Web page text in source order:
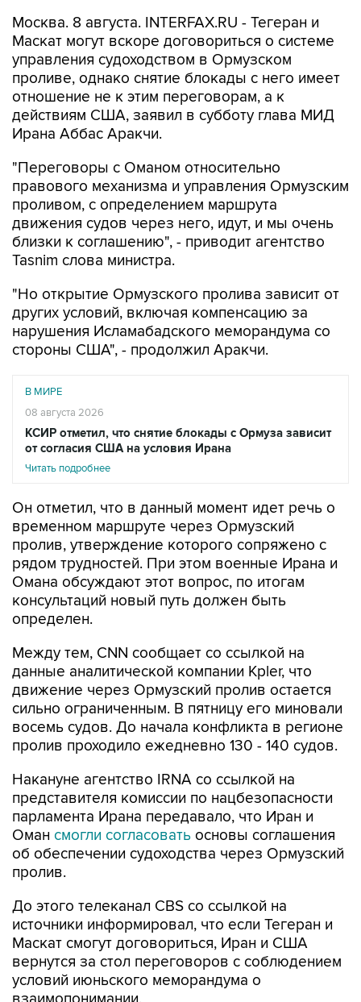
управления судоходством в Ормузском
проливе, однако снятие блокады с него имеет
отношение не к этим переговорам, а к
действиям США, заявил в субботу глава МИД
Ирана Аббас Аракчи.
"Переговоры с Оманом относительно
проливом, с определением маршрута
движения судов через него, идут, и мы очень
близки к соглашению", - приводит агентство
Tasnim слова министра.
"Но открытие Ормузского пролива зависит от
нарушения Исламабадского меморандума со
стороны США", - продолжил Аракчи.
В МИРЕ
КСИР отметил, что снятие блокады с Ормуза зависит
от согласия США на условия Ирана
Читать подробнее
Он отметил, что в данный момент идет речь о
пролив, утверждение которого сопряжено с
рядом трудностей. При этом военные Ирана и
Омана обсуждают этот вопрос, по итогам
консультаций новый путь должен быть
определен.
Между тем, CNN сообщает со ссылкой на
движение через Ормузский пролив остается
сильно ограниченным. В пятницу его миновали
восемь судов. До начала конфликта в регионе
пролив проходило ежедневно 130 - 140 судов.
Накануне агентство IRNA со ссылкой на
парламента Ирана передавало, что Иран и
Омансмогли согласовать основы соглашения
об обеспечении судоходства через Ормузский
пролив.
До этого телеканал CBS со ссылкой на
Маскат смогут договориться, Иран и США
вернутся за стол переговоров с соблюдением
условий июньского меморандума о
взаимопонимании.